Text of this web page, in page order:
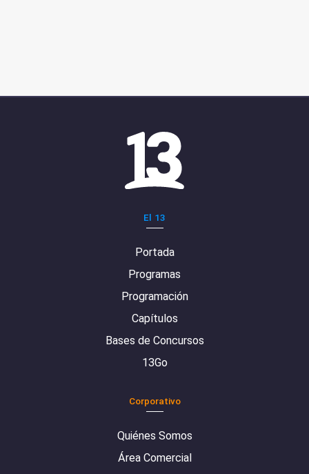
El 13
Portada
Programas
Programación
Capítulos
Bases de Concursos
13Go
Corporativo
Quiénes Somos
Área Comercial